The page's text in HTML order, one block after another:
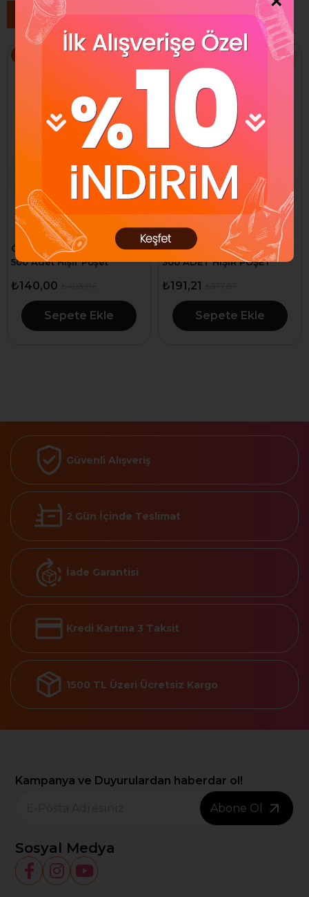
Benzer Ürünler
ÖGEM PLASTİK Mini Boy
500 Adet Hışır Poşet
₺140,00
Sepete Ekle
ÖGEM PLASTİK KÜÇÜK BOY
300 ADET HIŞIR POŞET
₺191,21
Sepete Ekle
%49
Güvenli Alışveriş
2 Gün İçinde Teslimat
İade Garantisi
Kredi Kartına 3 Taksit
1500 TL Üzeri Ücretsiz Kargo
Kampanya ve Duyurulardan haberdar ol!
Abone Ol
Sosyal Medya